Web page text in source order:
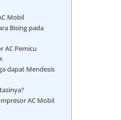
Mobil
Bising pada
AC Pemicu
dapat Mendesis
AC Mobil